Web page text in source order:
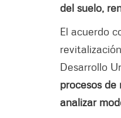
del suelo,
El acuerdo
Desarrollo
procesos
analizar